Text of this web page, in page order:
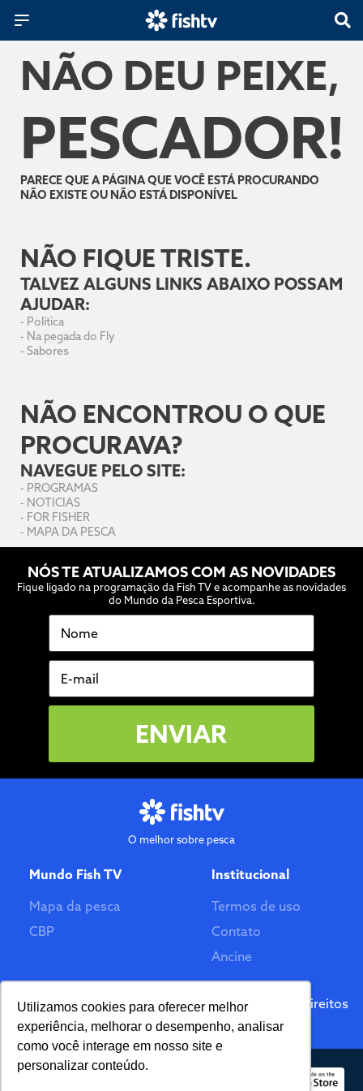
Utilizamos cookies para oferecer melhor
experiência, melhorar o desempenho, analisar
como você interage em nosso site e
personalizar conteúdo.
NÃO DEU PEIXE,
PESCADOR!
PARECE QUE A PÁGINA QUE VOCÊ ESTÁ PROCURANDO
NÃO EXISTE OU NÃO ESTÁ DISPONÍVEL
NÃO FIQUE TRISTE.
TALVEZ ALGUNS LINKS ABAIXO POSSAM
AJUDAR:
- Política
- Na pegada do Fly
- Sabores
NÃO ENCONTROU O QUE
PROCURAVA?
NAVEGUE PELO SITE:
- PROGRAMAS
- NOTICIAS
- FOR FISHER
- MAPA DA PESCA
NÓS TE ATUALIZAMOS COM AS NOVIDADES
Fique ligado na programação da Fish TV e acompanhe as novidades
do Mundo da Pesca Esportiva.
Nome
E-mail
ENVIAR
O melhor sobre pesca
Mundo Fish TV
Mapa da pesca
CBP
Institucional
Termos de uso
Contato
Ancine
Feito por
© 2026 Fish TV - Todos Direitos
Reservados. Versão 2.0